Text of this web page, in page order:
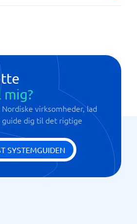
virksomheder, lad
dig til det rigtige
SYSTEMGUIDEN